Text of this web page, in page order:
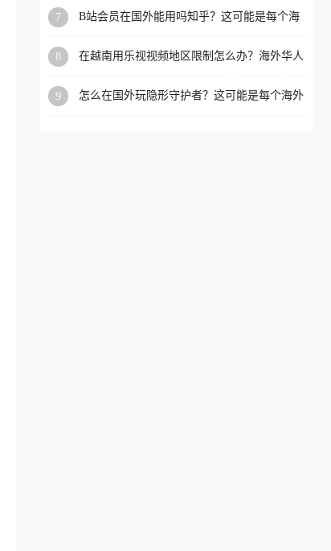
7
B站会员在国外能用吗知乎？这可能是每个海
8
在越南用乐视视频地区限制怎么办？海外华人
9
怎么在国外玩隐形守护者？这可能是每个海外